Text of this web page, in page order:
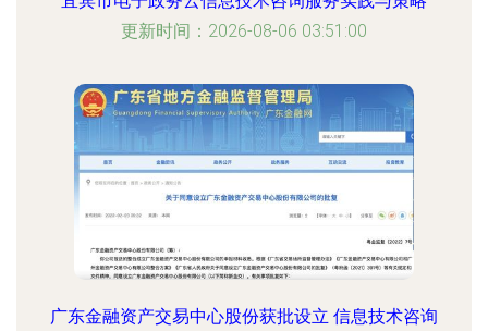
更新时间：2026-08-06 03:51:00
广东金融资产交易中心股份获批设立 信息技术咨询